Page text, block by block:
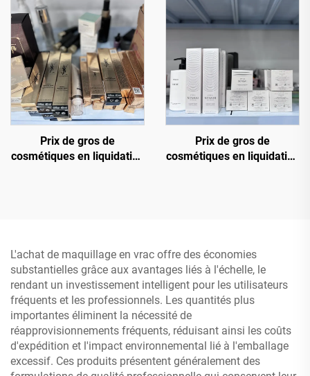
réduction sur le prix de
détail pour les revendeurs
Prix de gros de
cosmétiques en liquidation
Prix de gros de
cosmétiques en liquidation
L'achat de maquillage en vrac offre des économies
substantielles grâce aux avantages liés à l'échelle, le
rendant un investissement intelligent pour les utilisateurs
fréquents et les professionnels. Les quantités plus
importantes éliminent la nécessité de
réapprovisionnements fréquents, réduisant ainsi les coûts
d'expédition et l'impact environnemental lié à l'emballage
excessif. Ces produits présentent généralement des